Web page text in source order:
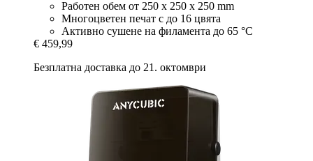
Работен обем от 250 x 250 x 250 mm
Многоцветен печат с до 16 цвята
Активно сушене на филамента до 65 °C
€ 459,99
Безплатна доставка до 21. октомври